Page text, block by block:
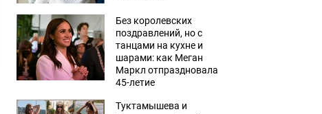
Без королевских
поздравлений, но с
танцами на кухне и
шарами: как Меган
Маркл отпраздновала
45-летие
Туктамышева и